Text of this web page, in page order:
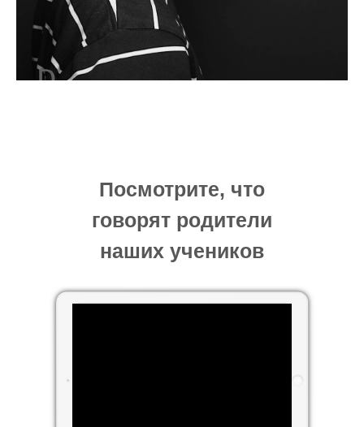
Посмотрите, что
говорят родители
наших учеников